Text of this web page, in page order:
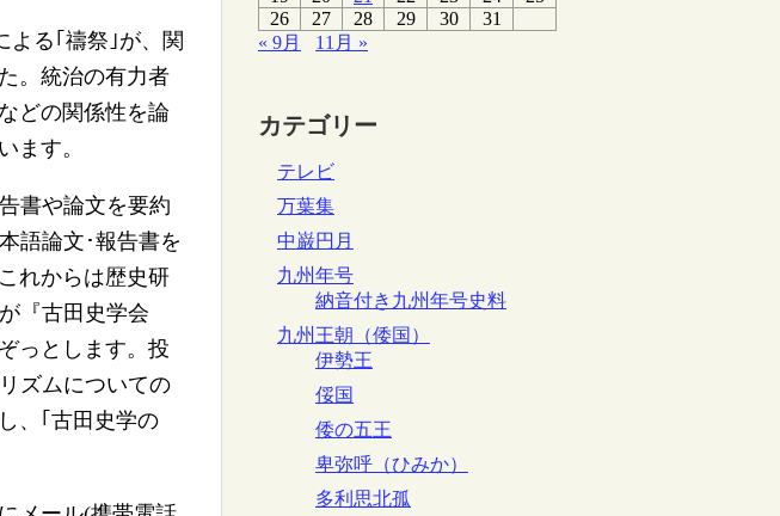
る｢禱祭｣が、関
。統治の有力者
どの関係性を論
ます。
書や論文を要約
語論文･報告書を
れからは歴史研
『古田史学会
っとします。投
ズムについての
、｢古田史学の
26
27 28 29 30
31
« 9月
11月 »
カテゴリー
テレビ
万葉集
中巌円月
九州年号
納音付き九州年号史料
九州王朝（倭国）
伊勢王
俀国
倭の五王
卑弥呼（ひみか）
多利思北孤